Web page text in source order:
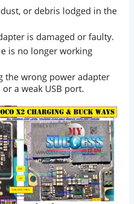
or debris lodged in the
is damaged or faulty.
is no longer working
the wrong power adapter
a weak USB port.